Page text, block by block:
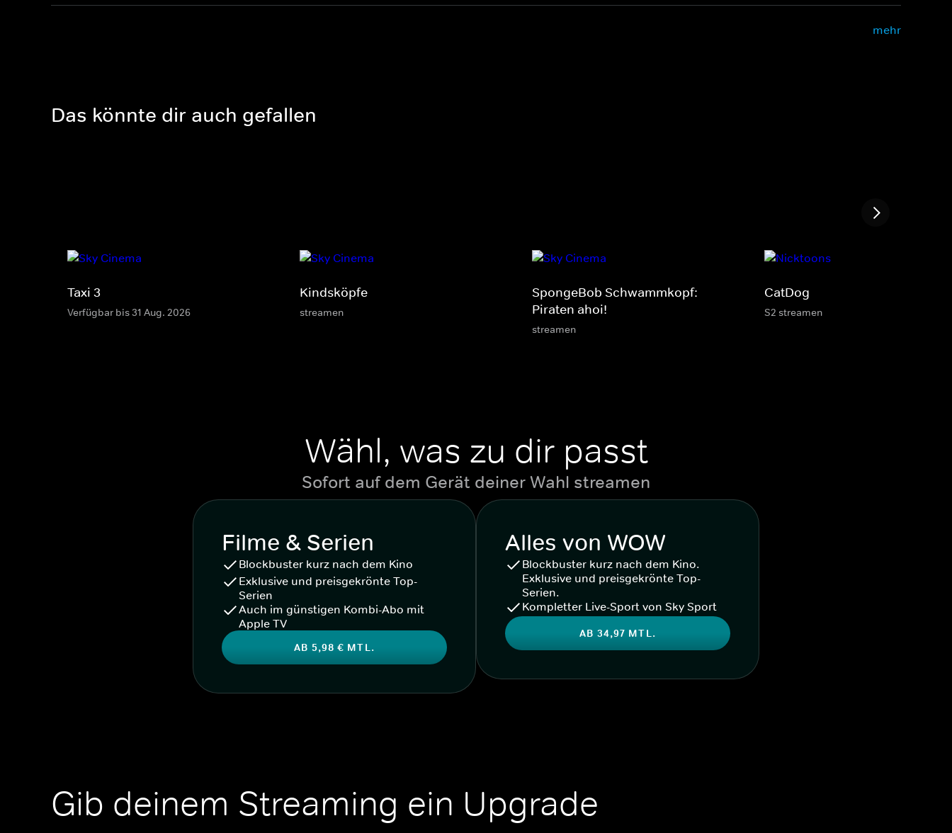
mehr
Das könnte dir auch gefallen
Taxi 3
Verfügbar bis 31 Aug. 2026
Kindsköpfe
streamen
SpongeBob Schwammkopf:
Piraten ahoi!
streamen
CatDog
S2 streamen
Wähl, was zu dir passt
Sofort auf dem Gerät deiner Wahl streamen
Filme & Serien
Blockbuster kurz nach dem Kino
Exklusive und preisgekrönte Top-
Serien
Auch im günstigen Kombi-Abo mit
Apple TV
AB 5,98 € MTL.
Alles von WOW
Blockbuster kurz nach dem Kino.
Exklusive und preisgekrönte Top-
Serien.
Kompletter Live-Sport von Sky Sport
AB 34,97 MTL.
Gib deinem Streaming ein Upgrade